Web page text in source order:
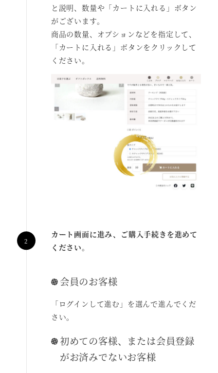
と説明、数量や「カートに入れる」ボタン
がございます。
商品の数量、オプションなどを指定して、
「カートに入れる」ボタンをクリックして
ください。
カート画面に進み、ご購入手続きを進めて
ください。
会員のお客様
「ログインして進む」を選んで進んでくだ
さい。
初めての客様、または会員登録
がお済みでないお客様